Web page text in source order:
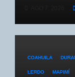
COAHUILA
LERDO MAPIMÍ